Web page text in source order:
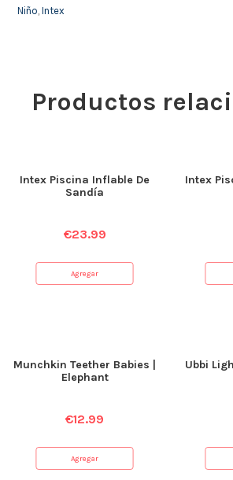
Niño,Intex
Productos
Intex Piscina Inflable De
Sandía
€23.99
Agregar
Intex
Munchkin Teether Babies |
Elephant
€12.99
Agregar
Ubbi